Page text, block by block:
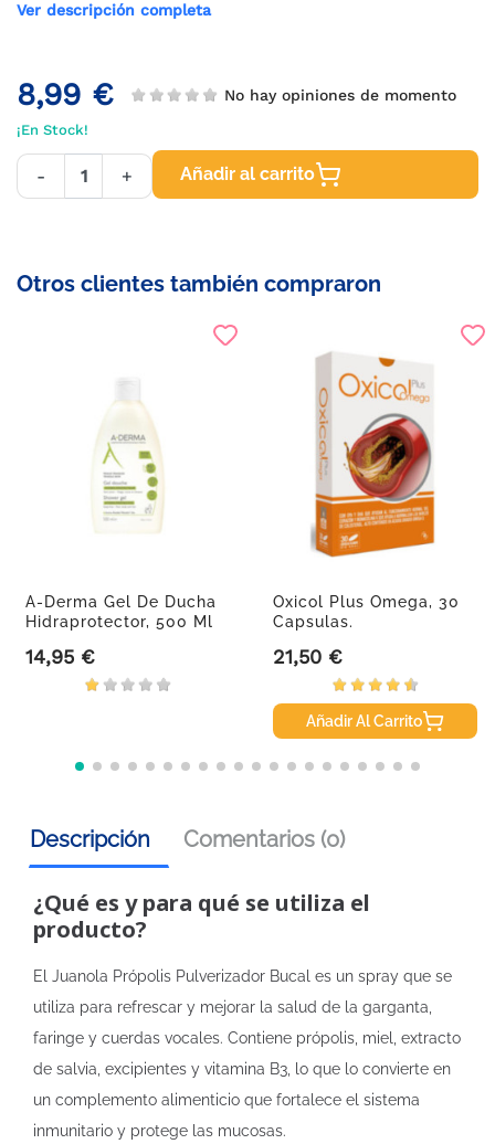
Ver descripción completa
8,99 € No hay opiniones de momento
¡En Stock!
- + Añadir al carrito
Otros clientes también compraron
A-Derma Gel De Ducha
Hidraprotector, 500 Ml
Precio
14,95 €
Oxicol Plus Omega, 30
Capsulas.
Precio
21,50 €
Añadir Al Carrito
Descripción Comentarios (0)
¿Qué es y para qué se utiliza el
producto?
El Juanola Própolis Pulverizador Bucal es un spray que se
utiliza para refrescar y mejorar la salud de la garganta,
faringe y cuerdas vocales. Contiene própolis, miel, extracto
de salvia, excipientes y vitamina B3, lo que lo convierte en
un complemento alimenticio que fortalece el sistema
inmunitario y protege las mucosas.